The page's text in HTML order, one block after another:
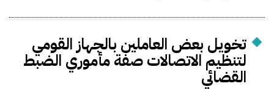
تخويل بعض العاملين بالجهاز القومي
لتنظيم الاتصالات صفة مأموري الضبط
القضائي